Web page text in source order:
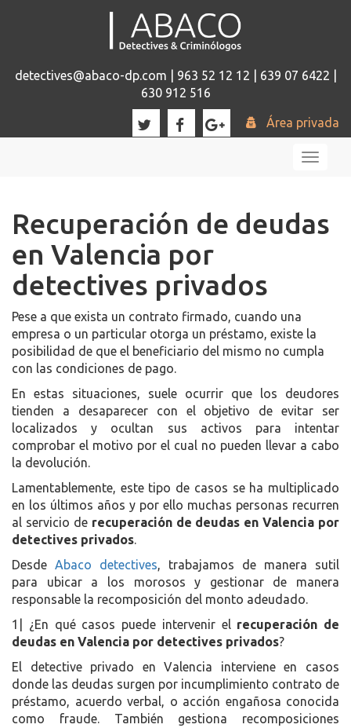
detectives@abaco-dp.com | 963 52 12 12 | 639 07 6422 |
630 912 516
Área privada
Recuperación de deudas
en Valencia por
detectives privados
Pese a que exista un contrato firmado, cuando una
empresa o un particular otorga un préstamo, existe la
posibilidad de que el beneficiario del mismo no cumpla
con las condiciones de pago.
En estas situaciones, suele ocurrir que los deudores
tienden a desaparecer con el objetivo de evitar ser
localizados y ocultan sus activos para intentar
comprobar el motivo por el cual no pueden llevar a cabo
la devolución.
Lamentablemente, este tipo de casos se ha multiplicado
en los últimos años y por ello muchas personas recurren
al servicio de recuperación de deudas en Valencia por
detectives privados.
Desde Abaco detectives, trabajamos de manera sutil
para ubicar a los morosos y gestionar de manera
responsable la recomposición del monto adeudado.
1| ¿En qué casos puede intervenir el recuperación de
deudas en Valencia por detectives privados?
El detective privado en Valencia interviene en casos
donde las deudas surgen por incumplimiento contrato de
préstamo, acuerdo verbal, o acción engañosa conocida
como fraude. También gestiona recomposiciones